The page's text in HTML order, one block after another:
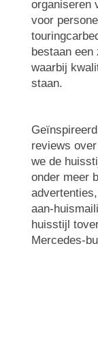
organiseren
voor
bestaan een
waarbij
staan.
reviews
we de
onder meer
aan-
huisstijl
Mercedes-